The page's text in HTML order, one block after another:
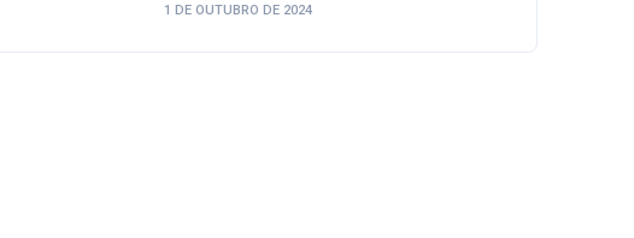
1 DE OUTUBRO DE 2024